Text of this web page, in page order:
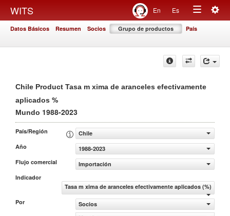
WITS En Es
Toggle
Datos Básicos Resumen Socios Grupo de productos País
Chile Product Tasa m xima de aranceles efectivamente
aplicados %
Mundo 1988-2023
País/Región
Chile
Año
1988-2023
Flujo comercial
Importación
Indicador
Tasa m xima de aranceles efectivamente aplicados (%)
Por
Socios